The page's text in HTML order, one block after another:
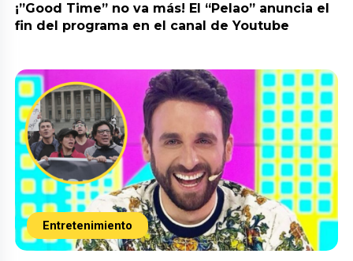
¡”Good Time” no va más! El “Pelao” anuncia el
fin del programa en el canal de Youtube
Entretenimiento